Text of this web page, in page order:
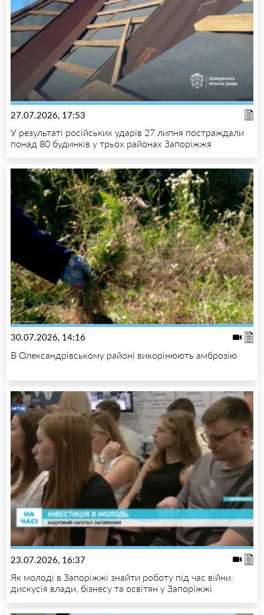
27.07.2026, 17:53
У результаті російських ударів 27 липня постраждали
понад 80 будинків у трьох районах Запоріжжя
30.07.2026, 14:16
В Олександрівському районі викорінюють амброзію
23.07.2026, 16:37
Як молоді в Запоріжжі знайти роботу під час війни:
дискусія влади, бізнесу та освітян у Запоріжжі